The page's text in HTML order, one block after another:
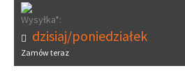
Wysyłka*:
dzisiaj/poniedziałek
Zamów teraz